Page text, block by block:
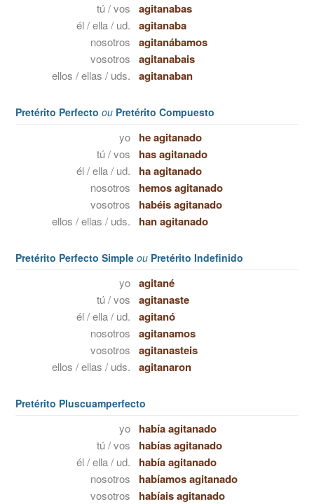
tú / vos agitanabas
él / ella / ud. agitanaba
nosotros agitanábamos
vosotros agitanabais
ellos / ellas / uds. agitanaban
Pretérito Perfecto ou Pretérito Compuesto
yo he agitanado
tú / vos has agitanado
él / ella / ud. ha agitanado
nosotros hemos agitanado
vosotros habéis agitanado
ellos / ellas / uds. han agitanado
Pretérito Perfecto Simple ou Pretérito Indefinido
yo agitané
tú / vos agitanaste
él / ella / ud. agitanó
nosotros agitanamos
vosotros agitanasteis
ellos / ellas / uds. agitanaron
Pretérito Pluscuamperfecto
yo había agitanado
tú / vos habías agitanado
él / ella / ud. había agitanado
nosotros habíamos agitanado
vosotros habíais agitanado